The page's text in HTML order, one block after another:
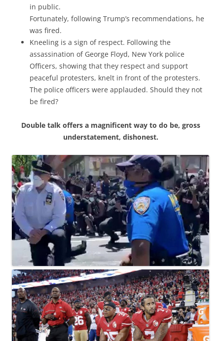
in public.
Fortunately, following Trump’s recommendations, he
was fired.
Kneeling is a sign of respect. Following the
assassination of George Floyd, New York police
Officers, showing that they respect and support
peaceful protesters, knelt in front of the protesters.
The police officers were applauded. Should they not
be fired?
Double talk offers a magnificent way to do be, gross
understatement, dishonest.